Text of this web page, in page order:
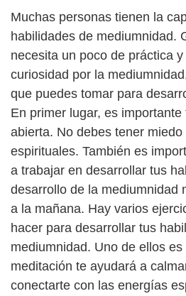
Muchas personas tienen la
habilidades de mediumnidad.
necesita un poco de práctica
curiosidad por la
que puedes tomar para
En primer lugar, es
abierta. No debes tener
espirituales. También es
a trabajar en desarrollar tus
desarrollo de la mediumnidad
a la mañana. Hay varios
hacer para desarrollar tus
mediumnidad. Uno de ellos
meditación te ayudará a
conectarte con las energías